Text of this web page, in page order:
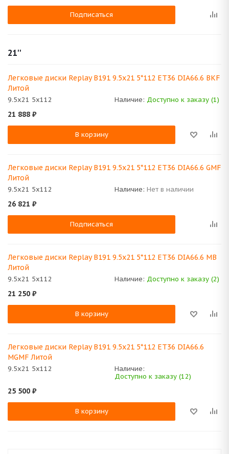
Подписаться
21''
Легковые диски Replay B191 9.5x21 5*112 ET36 DIA66.6 BKF
Литой
9.5x21 5x112 Наличие: Доступно к заказу (1)
21 888 ₽
В корзину
Легковые диски Replay B191 9.5x21 5*112 ET36 DIA66.6 GMF
Литой
9.5x21 5x112 Наличие: Нет в наличии
26 821 ₽
Подписаться
Легковые диски Replay B191 9.5x21 5*112 ET36 DIA66.6 MB
Литой
9.5x21 5x112 Наличие: Доступно к заказу (2)
21 250 ₽
В корзину
Легковые диски Replay B191 9.5x21 5*112 ET36 DIA66.6
MGMF Литой
9.5x21 5x112
Наличие:
Доступно к заказу (12)
25 500 ₽
В корзину